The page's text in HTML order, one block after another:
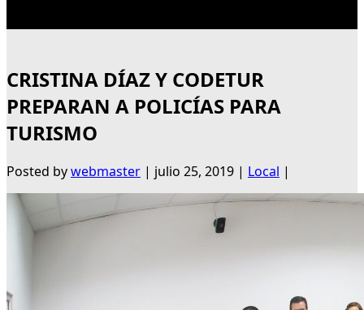
CRISTINA DÍAZ Y CODETUR
PREPARAN A POLICÍAS PARA
TURISMO
Posted bywebmaster | julio 25, 2019 | Local |